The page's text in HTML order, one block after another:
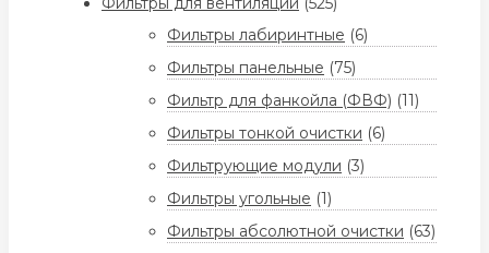
Фильтры лабиринтные (6)
Фильтры панельные (75)
Фильтр для фанкойла (ФВФ) (11)
Фильтры тонкой очистки (6)
Фильтрующие модули (3)
Фильтры угольные (1)
Фильтры абсолютной очистки (63)